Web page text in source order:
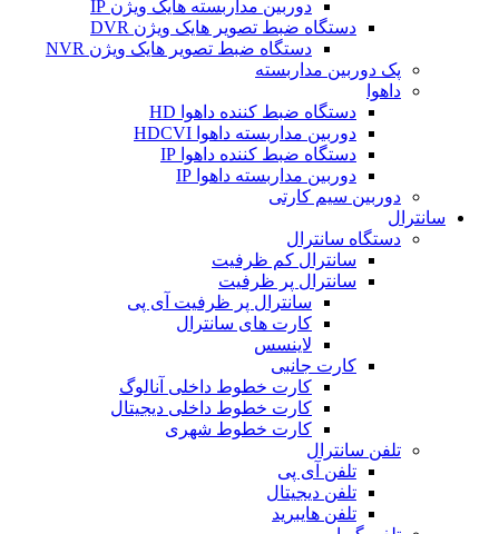
دوربین مداربسته هایک ویژن IP
دستگاه ضبط تصویر هایک ویژن DVR
دستگاه ضبط تصویر هایک ویژن NVR
پک دوربین مداربسته
داهوا
دستگاه ضبط کننده داهوا HD
دوربین مداربسته داهوا HDCVI
دستگاه ضبط کننده داهوا IP
دوربین مداربسته داهوا IP
دوربین سیم کارتی
سانترال
دستگاه سانترال
سانترال کم ظرفیت
سانترال پر ظرفیت
سانترال پر ظرفیت آی پی
کارت های سانترال
لاینسس
کارت جانبی
کارت خطوط داخلی آنالوگ
کارت خطوط داخلی دیجیتال
کارت خطوط شهری
تلفن سانترال
تلفن آی پی
تلفن دیجیتال
تلفن هایبرید